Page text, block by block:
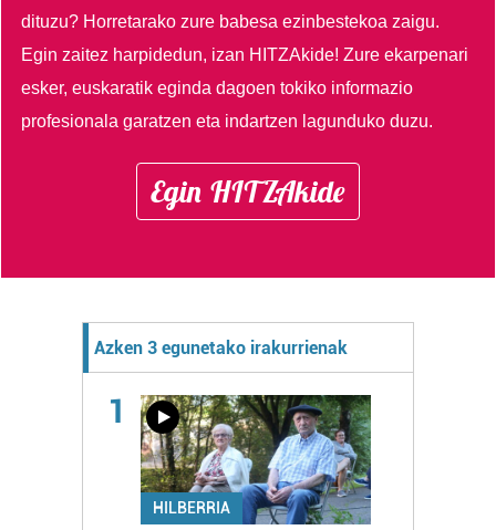
dituzu? Horretarako zure babesa ezinbestekoa zaigu.
Egin zaitez harpidedun, izan HITZAkide!Zure ekarpenari
esker, euskaratik eginda dagoen tokiko informazio
profesionala garatzen eta indartzen lagunduko duzu.
Egin HITZAkide
Azken 3 egunetako irakurrienak
1
HILBERRIA